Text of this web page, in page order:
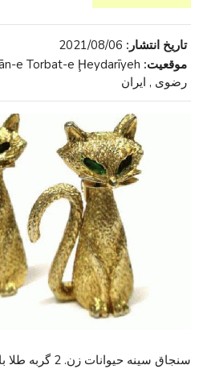
تاریخ انتشار: 2021/08/06
موقعیت:
رضوی , ایران